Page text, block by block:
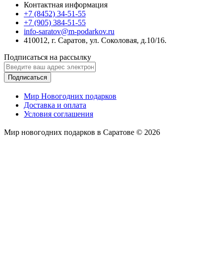
Контактная информация
+7 (8452) 34-51-55
+7 (905) 384-51-55
info-saratov@m-podarkov.ru
410012, г. Саратов, ул. Соколовая, д.10/16.
Подписаться на рассылку
Подписаться
Мир Новогодних подарков
Доставка и оплата
Условия соглашения
Мир новогодних подарков в Саратове © 2026